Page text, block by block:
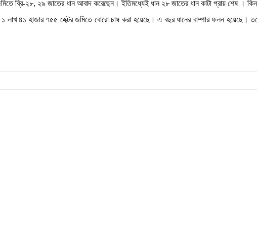
জমিতে ব্রি-২৮, ২৯ জাতের ধান আবাদ করেছেন। ইতিমধ্যেই ধান ২৮ জাতের ধান কাটা প্রায় শেষ ।
লাখ ৪১ হাজার ৭৫৫ হেক্টর জমিতে বোরো চাষ করা হয়েছে। এ বছর ধানের বাম্পার ফলন হয়েছে।